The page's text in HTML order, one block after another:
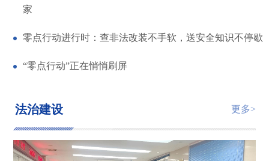
家
零点行动进行时：查非法改装不手软，送安全知识不停歇
“零点行动”正在悄悄刷屏
法治建设 更多>